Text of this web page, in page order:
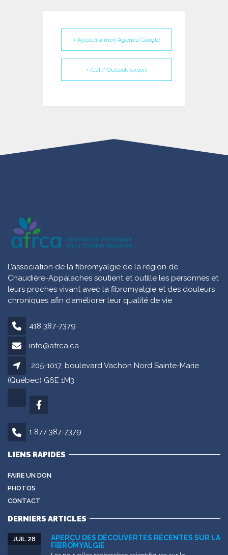
+ Ajouter à mon Agenda Google
+ iCal / Outlook export
L’association de la fibromyalgie de la région de
Chaudière-Appalaches soutient et outille les personnes et
leurs proches vivant avec la fibromyalgie et des douleurs
chroniques afin d’améliorer leur qualité de vie
418 387-7379
info@afrca.ca
205-1017, boulevard Vachon Nord Sainte-Marie
(Québec) G6E 1M3
1 877 387-7379
LIENS RAPIDES
FAIRE UN DON
PHOTOS
CONTACT
DERNIERS ARTICLES
APERÇU DES DÉCOUVERTES RÉCENTES SUR LA
FIBROMYALGIE
JUIL 28